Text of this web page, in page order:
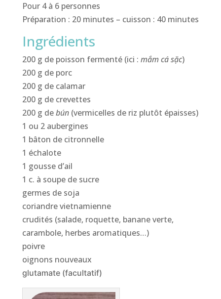
Pour 4 à 6 personnes
Préparation : 20 minutes – cuisson : 40 minutes
Ingrédients
200 g de poisson fermenté (ici : mắm cá sặc)
200 g de porc
200 g de calamar
200 g de crevettes
200 g debún(vermicelles de riz plutôt épaisses)
1 ou 2 aubergines
1 bâton de citronnelle
1 échalote
1 gousse d’ail
1 c. à soupe de sucre
germes de soja
coriandre vietnamienne
crudités (salade, roquette, banane verte,
carambole, herbes aromatiques…)
poivre
oignons nouveaux
glutamate (facultatif)